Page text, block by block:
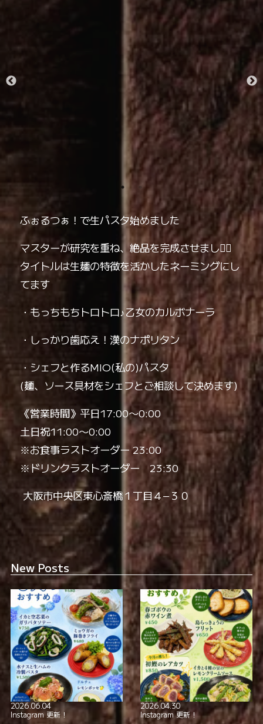
smoking_rooms全席喫煙可
極上の美酒と
本格イタリアン！
ふぉるつぁ！で生パスタ始めました️
マスターが研究を重ね、絶品を完成させました🏻
タイトルは生麺の特徴を活かしたネーミングにし
てます
・もっちもちトロトロ♪乙女のカルボナーラ
・しっかり歯応え！漢のナポリタン
・シェフと作るMIO(私の)パスタ
(麺、ソース具材をシェフとご相談して決めます)
《営業時間》平日17:00〜0:00
土日祝11:00〜0:00
※お食事ラストオーダー 23:00
※ドリンクラストオーダー 23:30
️ 大阪市中央区東心斎橋１丁目４−３０
New Posts
2026.06.04
Instagram 更新！
2026.04.30
Instagram 更新！